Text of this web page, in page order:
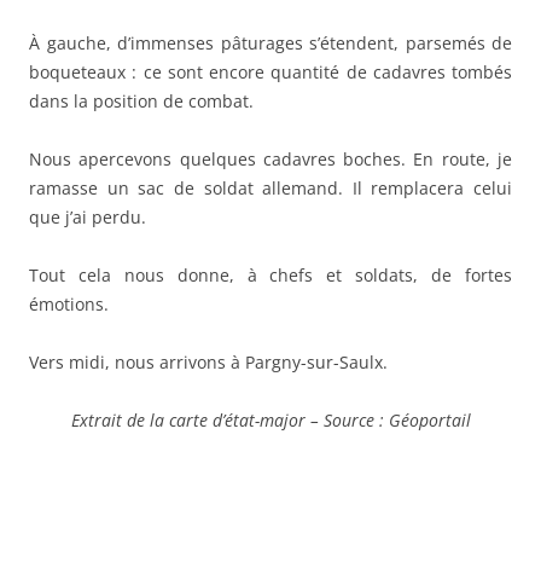
À gauche, d’immenses pâturages s’étendent, parsemés de
boqueteaux : ce sont encore quantité de cadavres tombés
dans la position de combat.
Nous apercevons quelques cadavres boches. En route, je
ramasse un sac de soldat allemand. Il remplacera celui
que j’ai perdu.
Tout cela nous donne, à chefs et soldats, de fortes
émotions.
Vers midi, nous arrivons à Pargny-sur-Saulx.
Extrait de la carte d’état-major – Source : Géoportail